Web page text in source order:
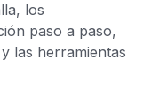
los
paso a paso,
las herramientas